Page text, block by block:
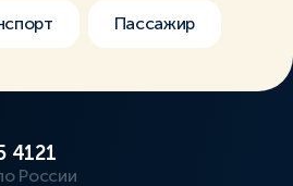
Пассажир
4121
России